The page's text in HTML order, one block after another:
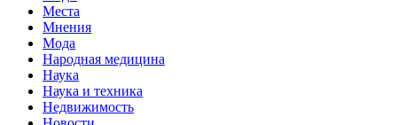
Места
Мнения
Мода
Народная медицина
Наука
Наука и техника
Недвижимость